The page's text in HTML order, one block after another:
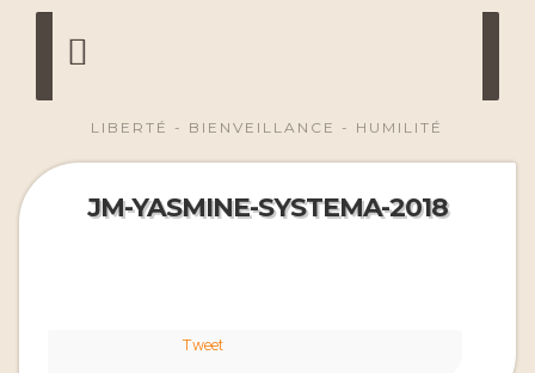
LIBERTÉ - BIENVEILLANCE - HUMILITÉ
JM-YASMINE-SYSTEMA-2018
Tweet